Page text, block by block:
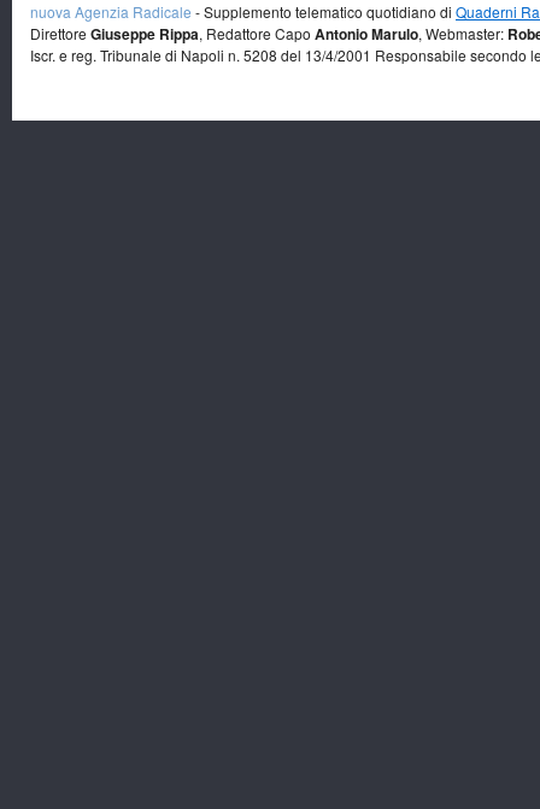
nuova Agenzia Radicale - Supplemento telematico quotidiano di Quaderni
Direttore Giuseppe Rippa, Redattore Capo Antonio Marulo, Webmaster:
Iscr. e reg. Tribunale di Napoli n. 5208 del 13/4/2001 Responsabile secondo